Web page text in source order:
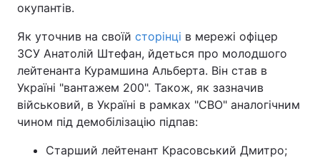
Україна
Економіка Світ
Спорт Наука
Техно і зв'язок Лайт
окупантів.
Як уточнив на своїй сторінці в мережі офіцер
ЗСУ Анатолій Штефан, йдеться про молодшого
лейтенанта Курамшина Альберта. Він став в
Україні "вантажем 200". Також, як зазначив
військовий, в Україні в рамках "СВО" аналогічним
чином під демобілізацію підпав:
Старший лейтенант Красовський Дмитро;